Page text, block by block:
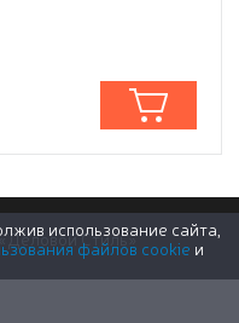
Стиль»
использование сайта,
файлов cookie и